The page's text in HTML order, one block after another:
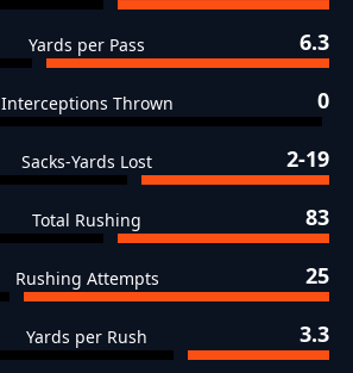
Yards per Pass 6.3
Interceptions Thrown 0
Sacks-Yards Lost 2-19
Total Rushing 83
Rushing Attempts 25
Yards per Rush 3.3